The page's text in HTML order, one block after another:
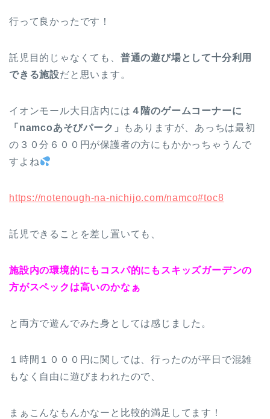
行って良かったです！
託児目的じゃなくても、 普通の遊び場として十分利用
できる施設だと思います。
イオンモール大日店内には ４階のゲームコーナーに
「namcoあそびパーク」
もありますが、あっちは最初
の３０分６００円が保護者の方にもかかっちゃうんで
すよね
https://notenough-na-nichijo.com/namco#toc8
託児できることを差し置いても、
施設内の環境的にもコスパ的にもスキッズガーデンの
方がスペックは高いのかなぁ
と両方で遊んでみた身としては感じました。
１時間１０００円に関しては、行ったのが平日で混雑
もなく自由に遊びまわれたので、
まぁこんなもんかなーと比較的満足してます！